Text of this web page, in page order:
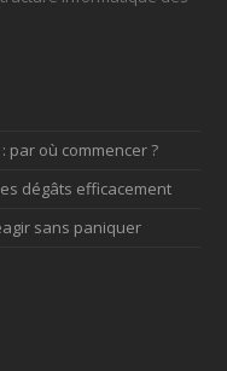
par où commencer ?
dégâts efficacement
sans paniquer